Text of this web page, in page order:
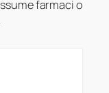
farmaci o